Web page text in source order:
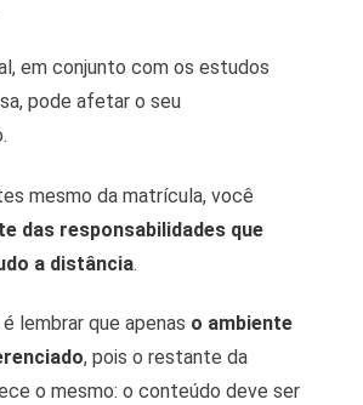
em conjunto com os estudos
pode afetar o seu
mesmo da matrícula, você
das responsabilidades que
a distância.
lembrar que apenas o ambiente
, pois o restante da
o mesmo: o conteúdo deve ser